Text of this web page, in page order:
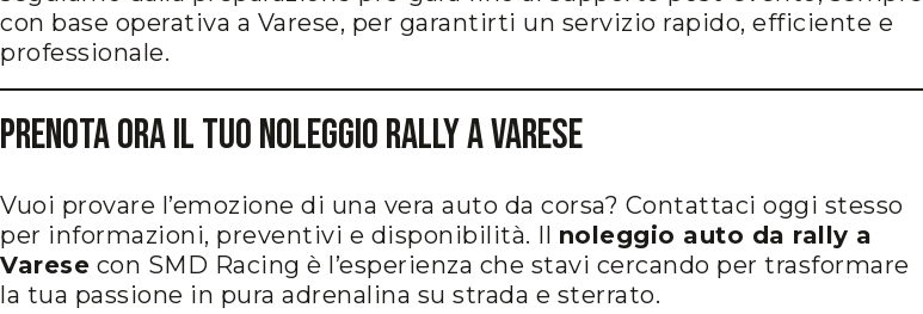
con base operativa a Varese, per garantirti un servizio rapido, efficiente e
professionale.
Prenota Ora il Tuo Noleggio Rally a Varese
Vuoi provare l’emozione di una vera auto da corsa? Contattaci oggi stesso
per informazioni, preventivi e disponibilità. Il noleggio auto da rally a
Varese con SMD Racing è l’esperienza che stavi cercando per trasformare
la tua passione in pura adrenalina su strada e sterrato.